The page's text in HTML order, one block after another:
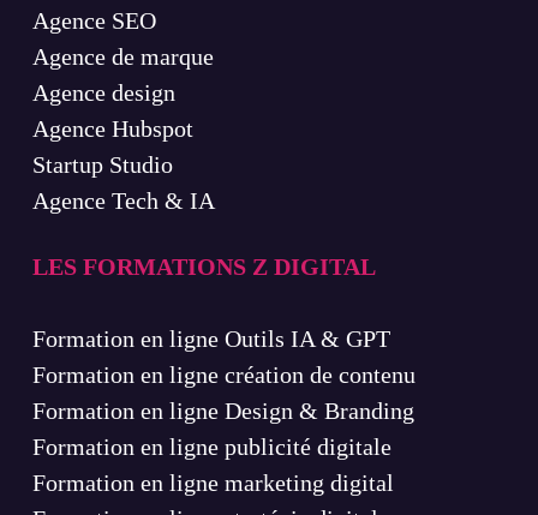
Agence SEO
Agence de marque
Agence design
Agence Hubspot
Startup Studio
Agence Tech & IA
LES FORMATIONS Z DIGITAL
Formation en ligne Outils IA & GPT
Formation en ligne création de contenu
Formation en ligne Design & Branding
Formation en ligne publicité digitale
Formation en ligne marketing digital